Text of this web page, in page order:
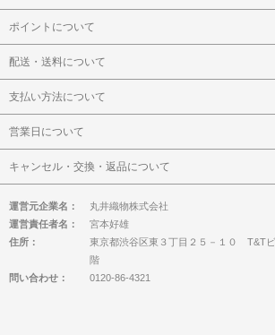
ポイントについて
配送・送料について
支払い方法について
営業日について
キャンセル・交換・返品について
運営元企業名：
丸井織物株式会社
運営責任者名：
宮本好雄
住所：
東京都渋谷区東３丁目２５－１０ T&T
階
問い合わせ：
0120-86-4321